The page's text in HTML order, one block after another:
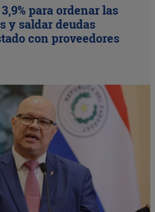
para ordenar las
y saldar deudas
con proveedores